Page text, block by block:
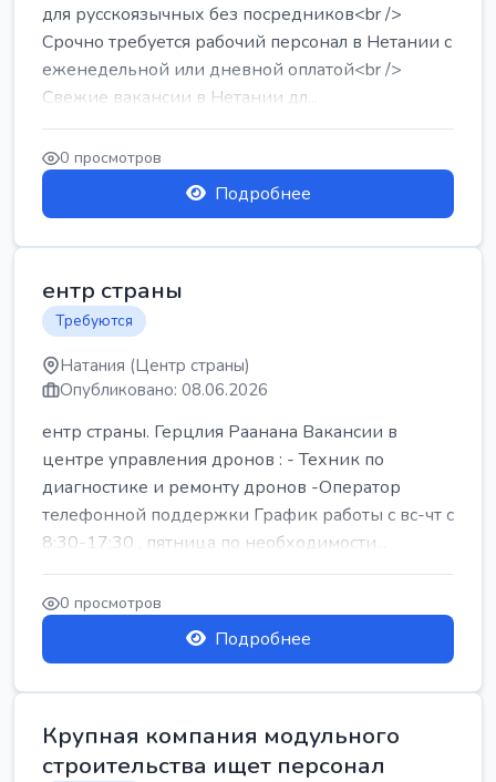
для русскоязычных без посредников<br />
Срочно требуется рабочий персонал в Нетании с
еженедельной или дневной оплатой<br />
Свежие вакансии в Нетании дл...
0 просмотров
Подробнее
ентр страны
Требуются
Натания (Центр страны)
Опубликовано: 08.06.2026
ентр страны. Герцлия Раанана Вакансии в
центре управления дронов : - Техник по
диагностике и ремонту дронов -Оператор
телефонной поддержки График работы с вс-чт с
8:30-17:30 , пятница по необходимости...
0 просмотров
Подробнее
Крупная компания модульного
строительства ищет персонал